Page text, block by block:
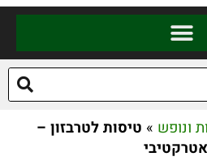
ונופש » טיסות לטרבזון –